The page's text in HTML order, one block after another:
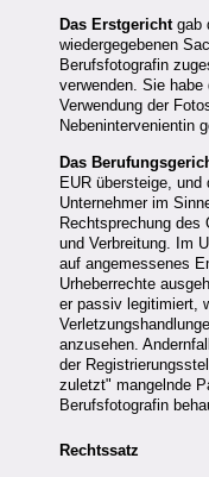
Das Erstgerichtgab
wiedergegebenen
Berufsfotografin
verwenden. Sie
Verwendung der
Nebenintervenientin
Das
EUR übersteige,
Unternehmer im
Rechtsprechung des
und Verbreitung. Im
auf angemessenes
Urheberrechte
er passiv legitimiert,
anzusehen.
der
zuletzt" mangelnde
Berufsfotografin
Rechtssatz